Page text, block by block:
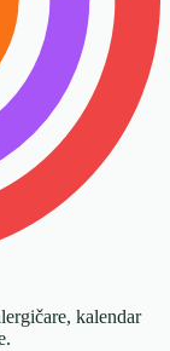
kalendar